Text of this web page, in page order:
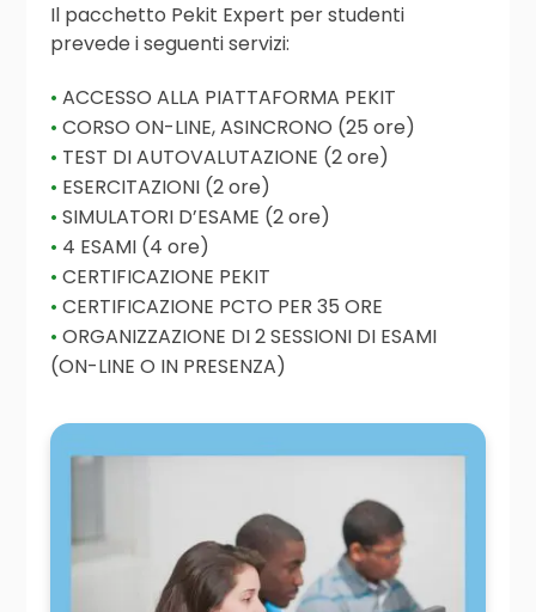
Il pacchetto Pekit Expert per studenti
prevede i seguenti servizi:
ACCESSO ALLA PIATTAFORMA PEKIT
CORSO ON-LINE, ASINCRONO (25 ore)
TEST DI AUTOVALUTAZIONE (2 ore)
ESERCITAZIONI (2 ore)
SIMULATORI D’ESAME (2 ore)
4 ESAMI (4 ore)
CERTIFICAZIONE PEKIT
CERTIFICAZIONE PCTO PER 35 ORE
ORGANIZZAZIONE DI 2 SESSIONI DI ESAMI
(ON-LINE O IN PRESENZA)